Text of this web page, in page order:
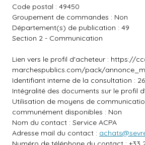
Code postal : 49450
Groupement de commandes : Non
Département(s) de publication : 49
Section 2 - Communication
Lien vers le profil d'acheteur : https://
marchespublics.com/pack/
Identifiant interne de la consultation :
Intégralité des documents sur le profil
Utilisation de moyens de
communément disponibles : Non
Nom du contact : Service ACPA
Adresse mail du contact :